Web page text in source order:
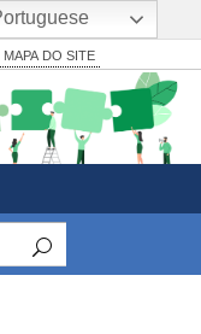
Simplifique!
BR
Participe
Legislação
Canais
MAPA DO SITE